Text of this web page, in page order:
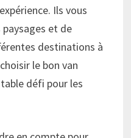
Ils vous
et de
destinations à
le bon van
défi pour les